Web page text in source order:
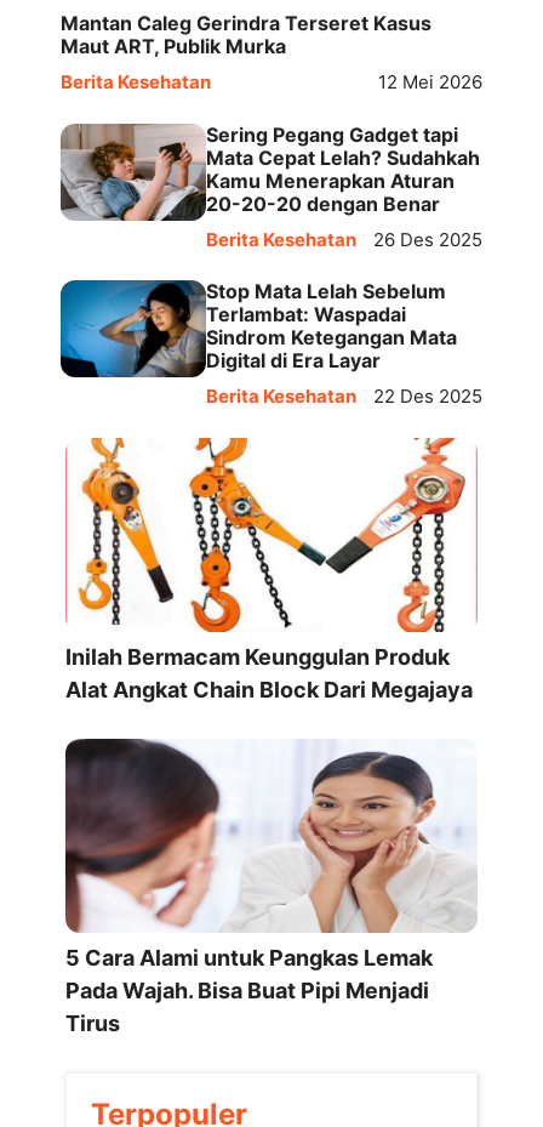
Mantan Caleg Gerindra Terseret Kasus
Maut ART, Publik Murka
Berita Kesehatan 12 Mei 2026
Sering Pegang Gadget tapi
Mata Cepat Lelah? Sudahkah
Kamu Menerapkan Aturan
20-20-20 dengan Benar
Berita Kesehatan 26 Des 2025
Stop Mata Lelah Sebelum
Terlambat: Waspadai
Sindrom Ketegangan Mata
Digital di Era Layar
Berita Kesehatan 22 Des 2025
Inilah Bermacam Keunggulan Produk
Alat Angkat Chain Block Dari Megajaya
5 Cara Alami untuk Pangkas Lemak
Pada Wajah. Bisa Buat Pipi Menjadi
Tirus
Terpopuler